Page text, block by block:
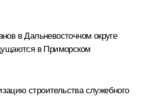
в Дальневосточном округе
в Приморском
строительства служебного